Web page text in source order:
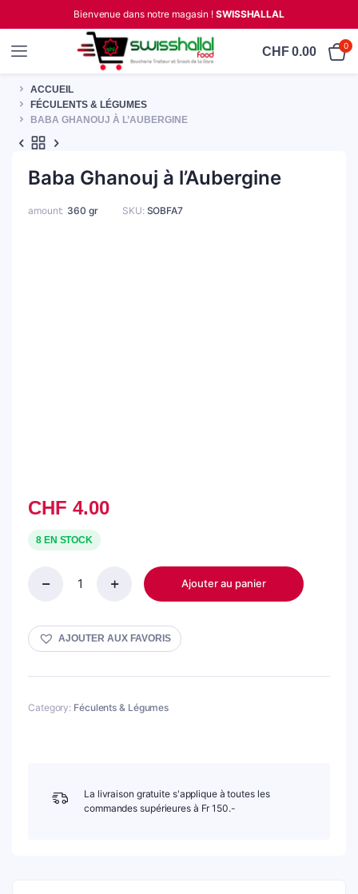
Bienvenue dans notre magasin ! SWISSHALLAL
CHF0.00 0
ACCUEIL
FÉCULENTS & LÉGUMES
BABA GHANOUJ À L’AUBERGINE
Baba Ghanouj à l’Aubergine
amount 360 gr SKU: SOBFA7
CHF 4.00
8 EN STOCK
l'Aubergine
quantity
Ajouter au panier
AJOUTER AUX FAVORIS
Category: Féculents & Légumes
La livraison gratuite s'applique à toutes les
commandes supérieures à Fr 150.-